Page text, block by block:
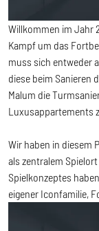
Willkommen im Jahr
Kampf um das
muss sich entweder
diese beim Sanieren
Malum die
Luxusappartements
Wir haben in diesem
als zentralem
Spielkonzeptes
eigener Iconfamilie,